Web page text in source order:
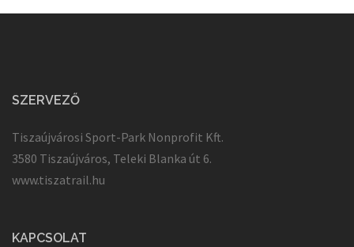
SZERVEZŐ
Tiszaújvárosi Sport-Park Nonprofit Kft.
3580 Tiszaújváros, Teleki Blanka út 6.
www.tiszatrail.hu
KAPCSOLAT